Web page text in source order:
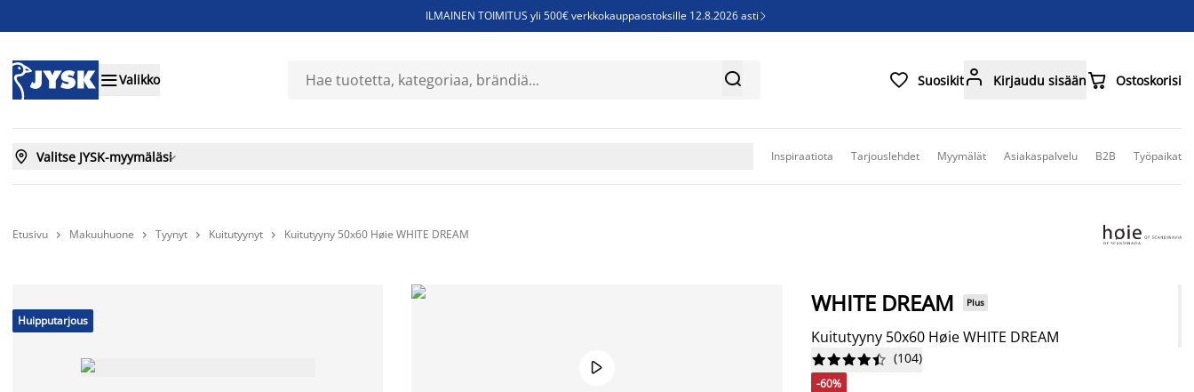
ILMAINEN TOIMITUS yli 500€ verkkokauppaostoksille 12.8.2026 asti 
Sijauspatjoja - Säästä jopa 60%
Valikko   Suosikit Kirjaudu sisään Ostoskorisi
 Valitse JYSK-myymäläsi Inspiraatiota Tarjouslehdet Myymälät Asiakaspalvelu B2B Työpaikat
Etusivu  Makuuhuone  Tyynyt  Kuitutyynyt  Kuitutyyny 50x60 Høie WHITE DREAM
Huipputarjous

WHITE DREAM Plus
Kuitutyyny 50x60 Høie WHITE DREAM





 (104)
-60%